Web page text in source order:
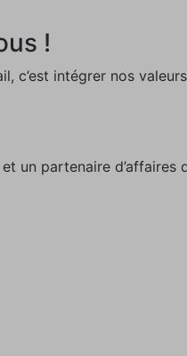
!
c’est intégrer nos valeurs
un partenaire d’affaires